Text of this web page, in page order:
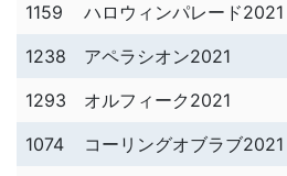
1159
ハロウィンパレード2021
1238
アペラシオン2021
1293
オルフィーク2021
1074
コーリングオブラブ2021